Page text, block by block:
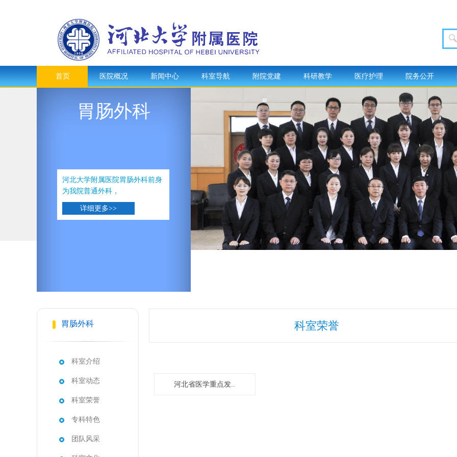
首页 医院概况 新闻中心 科室导航 附院党建 科研教学 医疗护理 院务公开
胃肠外科
河北大学附属医院胃肠外科前身
为我院普通外科，
详细更多>>
胃肠外科
科室介绍
科室动态
科室荣誉
专科特色
团队风采
科室荣誉
河北省医学重点发..